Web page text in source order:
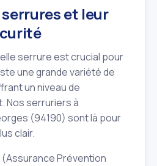
et leur
serrure est crucial pour
une grande variété de
un niveau de
Nos serruriers à
(94190) sont là pour
clair.
Prévention